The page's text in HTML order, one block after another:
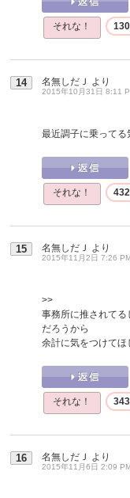
それな！ 130
14 名無しだＪ より
2015年10月31日 8:11
最近調子に乗ってる
それな！ 432
15 名無しだＪ より
2015年11月2日 7:26
>>
事務所に推されて
だろうから
余計に気をつけてほ
それな！ 343
16 名無しだＪ より
2015年11月6日 2:09